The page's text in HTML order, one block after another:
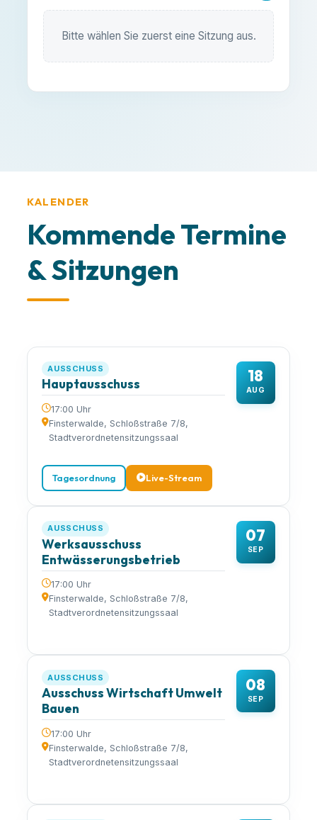
Bitte wählen Sie zuerst eine Sitzung aus.
KALENDER
Kommende Termine
& Sitzungen
18
AUG
AUSSCHUSS
Hauptausschuss
17:00 Uhr
Finsterwalde, Schloßstraße 7/8,
Stadtverordnetensitzungssaal
Tagesordnung Live-Stream
07
SEP
AUSSCHUSS
Werksausschuss
Entwässerungsbetrieb
17:00 Uhr
Finsterwalde, Schloßstraße 7/8,
Stadtverordnetensitzungssaal
08
SEP
AUSSCHUSS
Ausschuss Wirtschaft Umwelt
Bauen
17:00 Uhr
Finsterwalde, Schloßstraße 7/8,
Stadtverordnetensitzungssaal
Alles klar, danke!